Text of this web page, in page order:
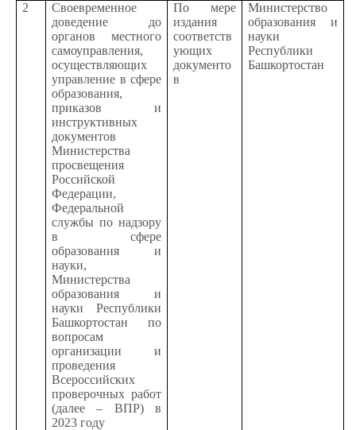
2
Своевременное
доведение до
органов местного
самоуправления,
осуществляющих
управление в сфере
образования,
приказов и
инструктивных
документов
Министерства
просвещения
Российской
Федерации,
Федеральной
службы по надзору
в сфере
образования и
науки,
Министерства
образования и
науки Республики
Башкортостан по
вопросам
организации и
проведения
Всероссийских
проверочных работ
(далее – ВПР) в
2023 году
По мере
издания
соответств
ующих
документо
в
Министерство
образования и
науки
Республики
Башкортостан